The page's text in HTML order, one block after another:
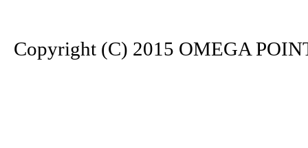
Copyright (C) 2015 OMEGA